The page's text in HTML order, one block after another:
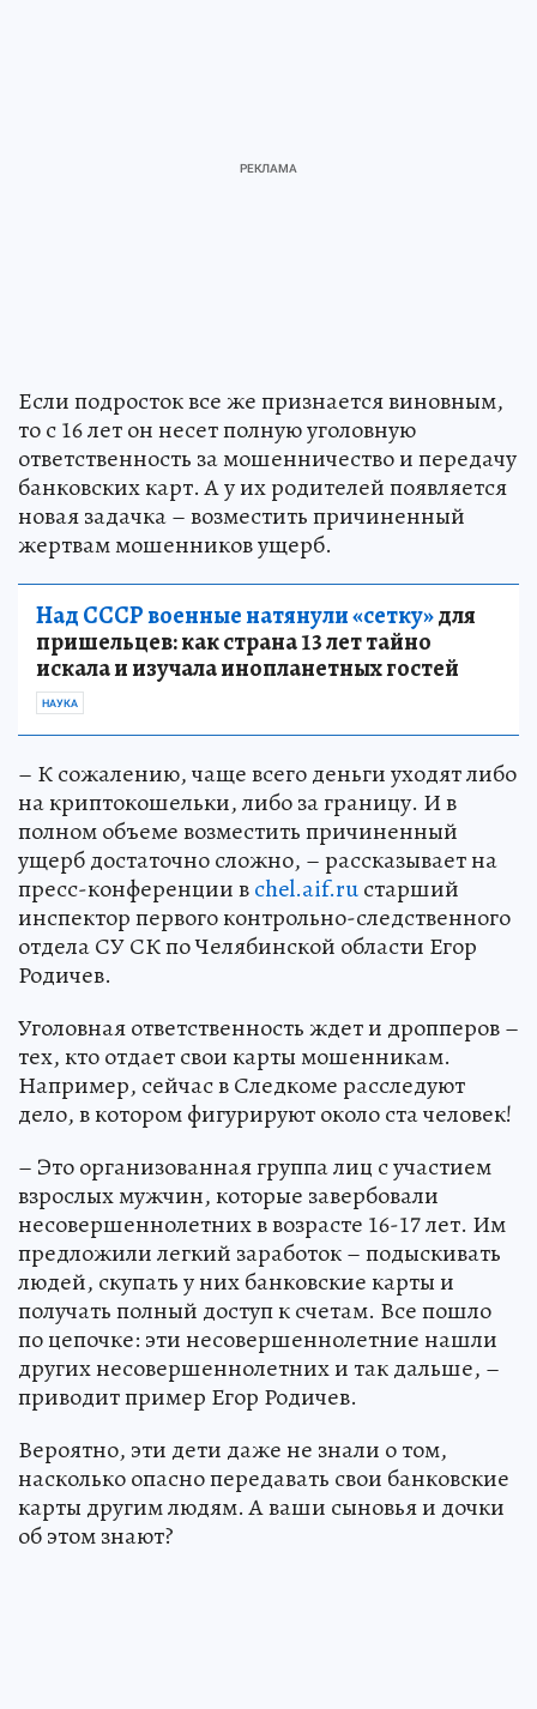
Если подросток все же признается виновным,
то с 16 лет он несет полную уголовную
ответственность за мошенничество и передачу
банковских карт. А у их родителей появляется
новая задачка – возместить причиненный
жертвам мошенников ущерб.
Над СССР военные натянули «сетку»для
пришельцев: как страна 13 лет тайно
искала и изучала инопланетных гостей
НАУКА
– К сожалению, чаще всего деньги уходят либо
на криптокошельки, либо за границу. И в
полном объеме возместить причиненный
ущерб достаточно сложно, – рассказывает на
пресс-конференции вchel.aif.ruстарший
инспектор первого контрольно-следственного
отдела СУ СК по Челябинской области Егор
Родичев.
Уголовная ответственность ждет и дропперов –
тех, кто отдает свои карты мошенникам.
Например, сейчас в Следкоме расследуют
дело, в котором фигурируют около ста человек!
– Это организованная группа лиц с участием
взрослых мужчин, которые завербовали
несовершеннолетних в возрасте 16-17 лет. Им
предложили легкий заработок – подыскивать
людей, скупать у них банковские карты и
получать полный доступ к счетам. Все пошло
по цепочке: эти несовершеннолетние нашли
других несовершеннолетних и так дальше, –
приводит пример Егор Родичев.
Вероятно, эти дети даже не знали о том,
насколько опасно передавать свои банковские
карты другим людям. А ваши сыновья и дочки
об этом знают?